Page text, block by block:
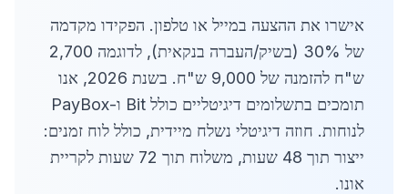
אישרו את ההצעה במייל או טלפון. הפקידו מקדמה
של 30% (בשיק/העברה בנקאית), לדוגמה 2,700
ש"ח להזמנה של 9,000 ש"ח. בשנת 2026, אנו
תומכים בתשלומים דיגיטליים כולל Bit ו-PayBox
לנוחות. חוזה דיגיטלי נשלח מיידית, כולל לוח זמנים:
ייצור תוך 48 שעות, משלוח תוך 72 שעות לקריית
אונו.